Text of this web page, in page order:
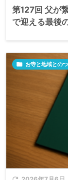
第127回 父が
で迎える最後
 お寺と地域との